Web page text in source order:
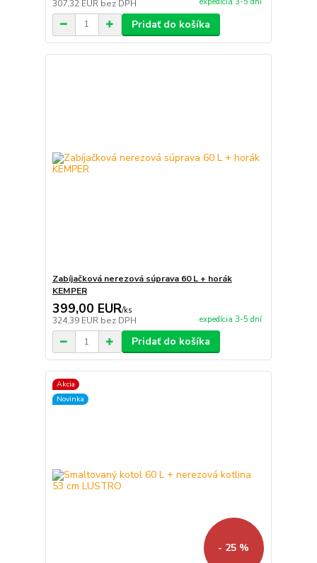
307,32 EUR bez DPH
Pridať do košíka
Zabíjačková nerezová súprava 60 L + horák
KEMPER
399,00 EUR/ks
324,39 EUR bez DPH expedícia 3-5 dní
Pridať do košíka
Akcia
Novinka
- 25 %